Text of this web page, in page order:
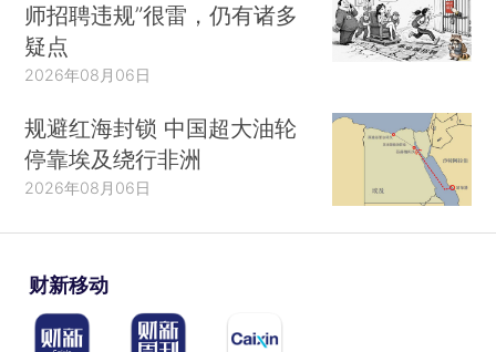
师招聘违规”很雷，仍有诸多
疑点
2026年08月06日
规避红海封锁 中国超大油轮
停靠埃及绕行非洲
2026年08月06日
财新移动